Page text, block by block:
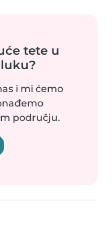
tete u
i mi ćemo
području.